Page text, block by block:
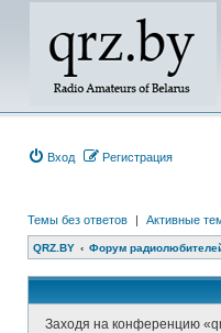
Вход Регистрация
Темы без ответов | Активные
QRZ.BY Форум
Заходя на конференцию